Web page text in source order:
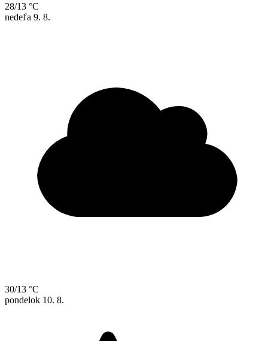
28/13 °C
nedeľa 9. 8.
30/13 °C
pondelok 10. 8.